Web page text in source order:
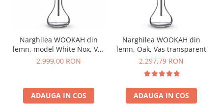
Narghilea WOOKAH din
lemn, model White Nox, Vas
transparent
2.999,00 RON
ADAUGA IN COS
Narghilea WOOKAH din
lemn, Oak, Vas transparent
2.297,79 RON
ADAUGA IN COS